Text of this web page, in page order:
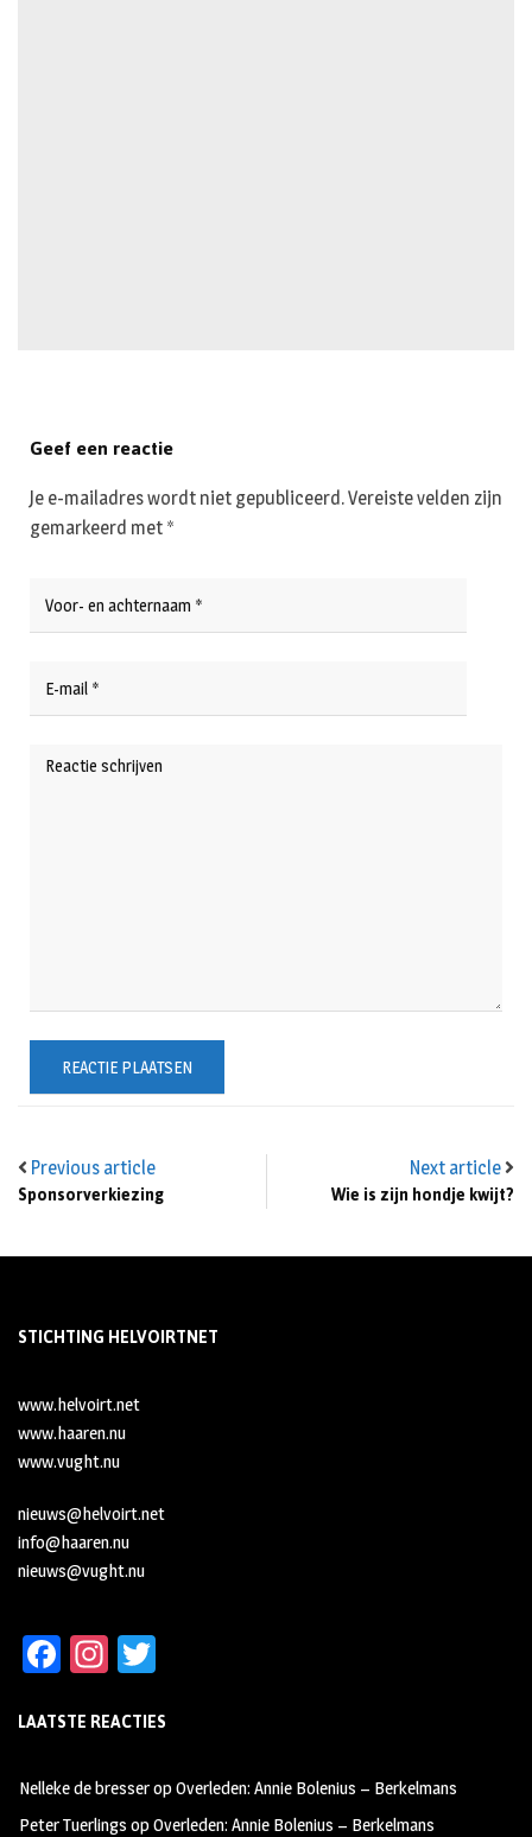
Previous article
Sponsorverkiezing
Next article
Wie is zijn hondje kwijt?
Geef een reactie
Je e-mailadres wordt niet gepubliceerd.Vereiste velden zijn
gemarkeerd met *
STICHTING HELVOIRTNET
www.helvoirt.net
www.haaren.nu
www.vught.nu
nieuws@helvoirt.net
info@haaren.nu
nieuws@vught.nu
Fa
b
oo
k
In
ag
m
tt
LAATSTE REACTIES
Nelleke de bresseropOverleden: Annie Bolenius – Berkelmans
Peter Tuerlings opOverleden: Annie Bolenius – Berkelmans